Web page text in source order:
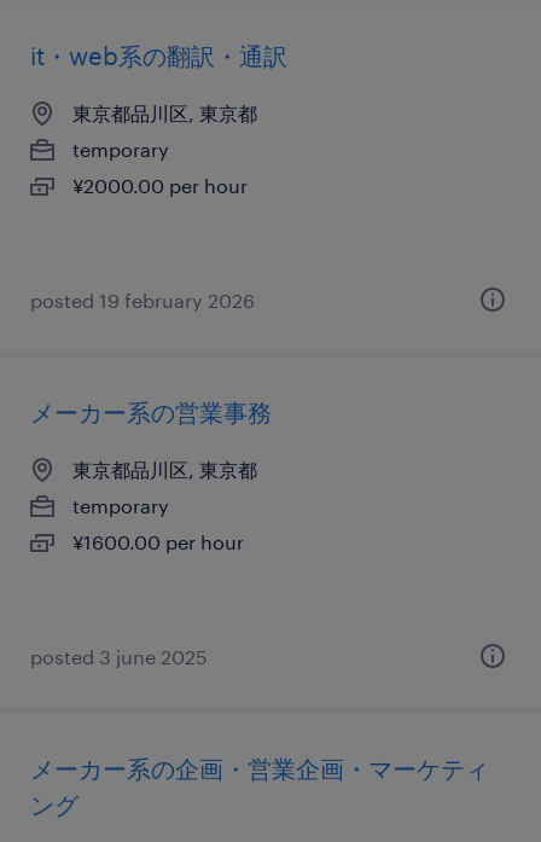
it・web系の翻訳・通訳
東京都品川区, 東京都
temporary
¥2000.00 per hour
posted 19 february 2026
メーカー系の営業事務
東京都品川区, 東京都
temporary
¥1600.00 per hour
posted 3 june 2025
メーカー系の企画・営業企画・マーケティ
ング